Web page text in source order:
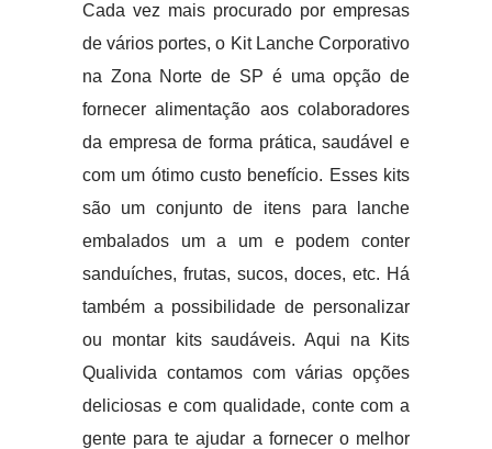
Cada vez mais procurado por empresas
de vários portes, o Kit Lanche Corporativo
na Zona Norte de SP é uma opção de
fornecer alimentação aos colaboradores
da empresa de forma prática, saudável e
com um ótimo custo benefício. Esses kits
são um conjunto de itens para lanche
embalados um a um e podem conter
sanduíches, frutas, sucos, doces, etc. Há
também a possibilidade de personalizar
ou montar kits saudáveis. Aqui na Kits
Qualivida contamos com várias opções
deliciosas e com qualidade, conte com a
gente para te ajudar a fornecer o melhor